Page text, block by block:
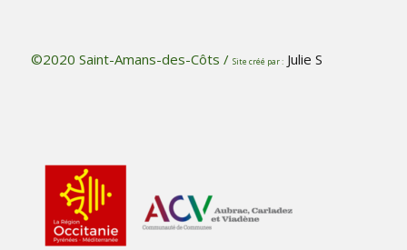
©2020 Saint-Amans-des-Côts / Site créé par : Julie S